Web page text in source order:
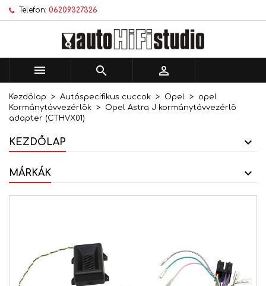
Telefon: 06209327326
  
Kezdőlap Autóspecifikus cuccok Opel
opel
Kormánytávvezérlõk
Opel Astra J kormánytávvezérlõ
adapter (CTHVX01)
KEZDŐLAP
MÁRKÁK
Kívánságlistáim ×
Új lista létrehozása
Kívánságlista létrehozása ×
Kívánságlista neve
Mégsem
Bejelentkezés ×
történő mentéséhez.
Mégsem Bejelentkezés